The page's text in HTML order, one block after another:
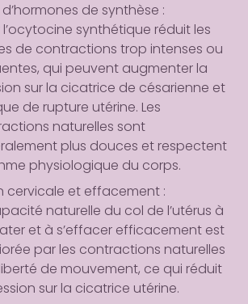
de synthèse :
l’ocytocine synthétique réduit les
de contractions trop intenses ou
qui peuvent augmenter la
sur la cicatrice de césarienne et
de rupture utérine. Les
naturelles sont
plus douces et respectent
physiologique du corps.
cervicale et effacement:
naturelle du col de l’utérus à
et à s’effacer efficacement est
par les contractions naturelles
de mouvement, ce qui réduit
sur la cicatrice utérine.